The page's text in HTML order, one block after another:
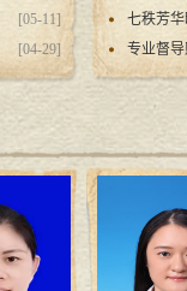
[05-11]
[04-29]
七秩芳
专业督